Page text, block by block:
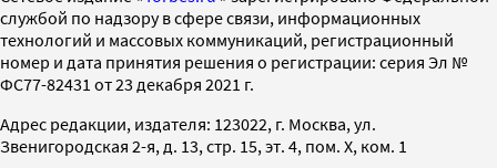
службой по надзору в сфере связи, информационных
технологий и массовых коммуникаций, регистрационный
номер и дата принятия решения о регистрации: серия Эл №
ФС77-82431 от 23 декабря 2021 г.
Адрес редакции, издателя: 123022, г. Москва, ул.
Звенигородская 2-я, д. 13, стр. 15, эт. 4, пом. X, ком. 1